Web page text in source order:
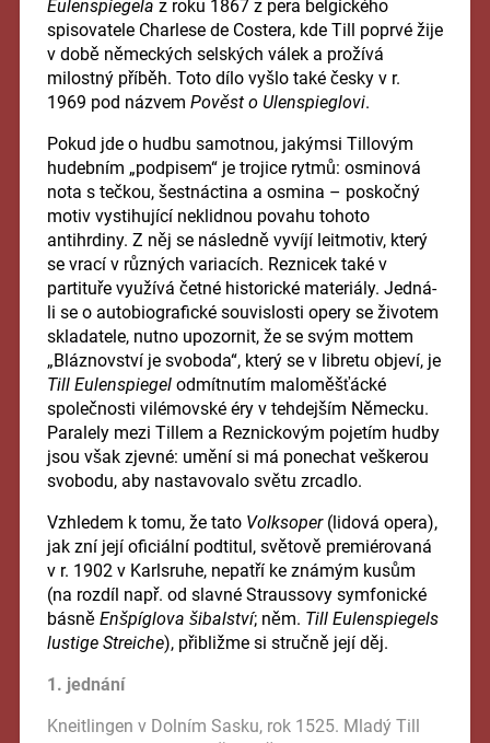
Eulenspiegela z roku 1867 z pera belgického
spisovatele Charlese de Costera, kde Till poprvé žije
v době německých selských válek a prožívá
milostný příběh. Toto dílo vyšlo také česky v r.
1969 pod názvem Pověst o Ulenspieglovi.
Pokud jde o hudbu samotnou, jakýmsi Tillovým
hudebním „podpisem“ je trojice rytmů: osminová
nota s tečkou, šestnáctina a osmina – poskočný
motiv vystihující neklidnou povahu tohoto
antihrdiny. Z něj se následně vyvíjí leitmotiv, který
se vrací v různých variacích. Reznicek také v
partituře využívá četné historické materiály. Jedná-
li se o autobiografické souvislosti opery se životem
skladatele, nutno upozornit, že se svým mottem
„Bláznovství je svoboda“, který se v libretu objeví, je
Till Eulenspiegelodmítnutím maloměšťácké
společnosti vilémovské éry v tehdejším Německu.
Paralely mezi Tillem a Reznickovým pojetím hudby
jsou však zjevné: umění si má ponechat veškerou
svobodu, aby nastavovalo světu zrcadlo.
Vzhledem k tomu, že tato Volksoper(lidová opera),
jak zní její oficiální podtitul, světově premiérovaná
v r. 1902 v Karlsruhe, nepatří ke známým kusům
(na rozdíl např. od slavné Straussovy symfonické
básně Enšpíglova šibalství; něm. Till Eulenspiegels
lustige Streiche), přibližme si stručně její děj.
1. jednání
Kneitlingen v Dolním Sasku, rok 1525. Mladý Till